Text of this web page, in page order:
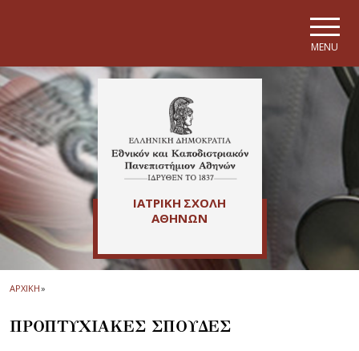
MENU
ΙΑΤΡΙΚΗ ΣΧΟΛΗ
ΑΘΗΝΩΝ
ΑΡΧΙΚΗ»
ΠΡΟΠΤΥΧΙΑΚΕΣ ΣΠΟΥΔΕΣ